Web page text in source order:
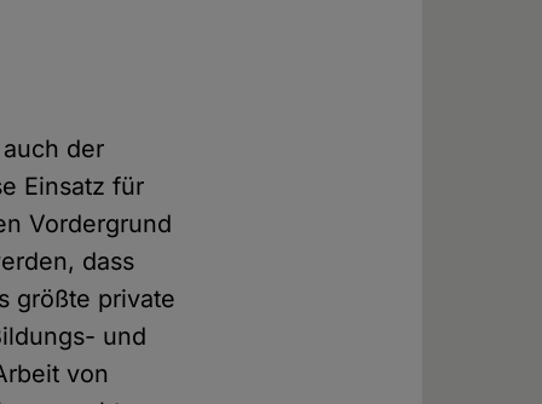
der
Einsatz für
Vordergrund
dass
größte private
und
von